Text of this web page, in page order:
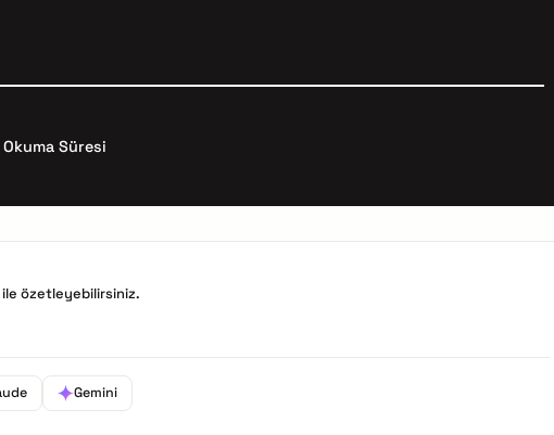
Okuma Süresi
özetleyebilirsiniz.
Gemini